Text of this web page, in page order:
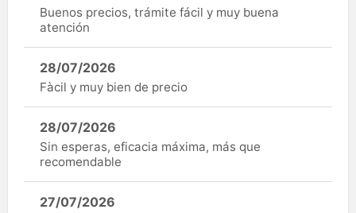
Buenos precios, trámite fácil y muy buena
atención
28/07/2026
Fàcil y muy bien de precio
28/07/2026
Sin esperas, eficacia máxima, más que
recomendable
27/07/2026